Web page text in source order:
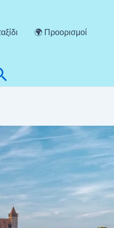
🌍 Προορισμοί